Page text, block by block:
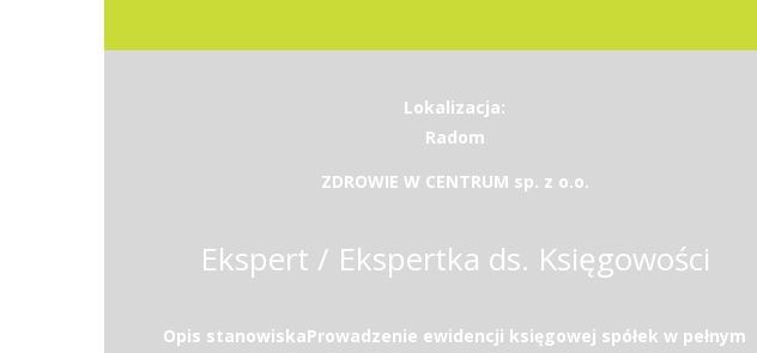
Lokalizacja:
Radom
ZDROWIE W CENTRUM sp. z o.o.
Ekspert / Ekspertka ds. Księgowości
Opis stanowiskaProwadzenie ewidencji księgowej spółek w pełnym